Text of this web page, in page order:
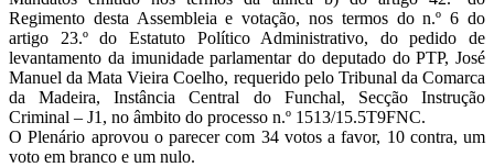
Regimento desta Assembleia e votação, nos termos do n.º 6 do
artigo 23.º do Estatuto Político Administrativo, do pedido de
levantamento da imunidade parlamentar do deputado do PTP, José
Manuel da Mata Vieira Coelho, requerido pelo Tribunal da Comarca
da Madeira, Instância Central do Funchal, Secção Instrução
Criminal – J1, no âmbito do processo n.º 1513/15.5T9FNC.
O Plenário aprovou o parecer com 34 votos a favor, 10 contra, um
voto em branco e um nulo.